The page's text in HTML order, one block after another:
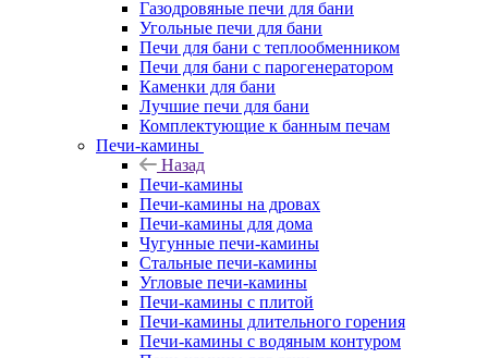
Газодровяные печи для бани
Угольные печи для бани
Печи для бани с теплообменником
Печи для бани с парогенератором
Каменки для бани
Лучшие печи для бани
Комплектующие к банным печам
Печи-камины
Назад
Печи-камины
Печи-камины на дровах
Печи-камины для дома
Чугунные печи-камины
Стальные печи-камины
Угловые печи-камины
Печи-камины с плитой
Печи-камины длительного горения
Печи-камины с водяным контуром